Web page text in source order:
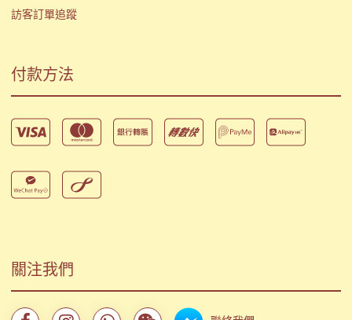
訪客訂單追蹤
付款方法
關注我們